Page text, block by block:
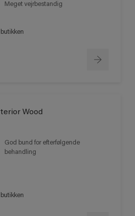
Meget vejrbestandig
Wood
God bund for efterfølgende
behandling